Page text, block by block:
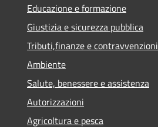
Educazione e formazione
Giustizia e sicurezza pubblica
Tributi,finanze e contravvenzioni
Ambiente
Salute, benessere e assistenza
Autorizzazioni
Agricoltura e pesca